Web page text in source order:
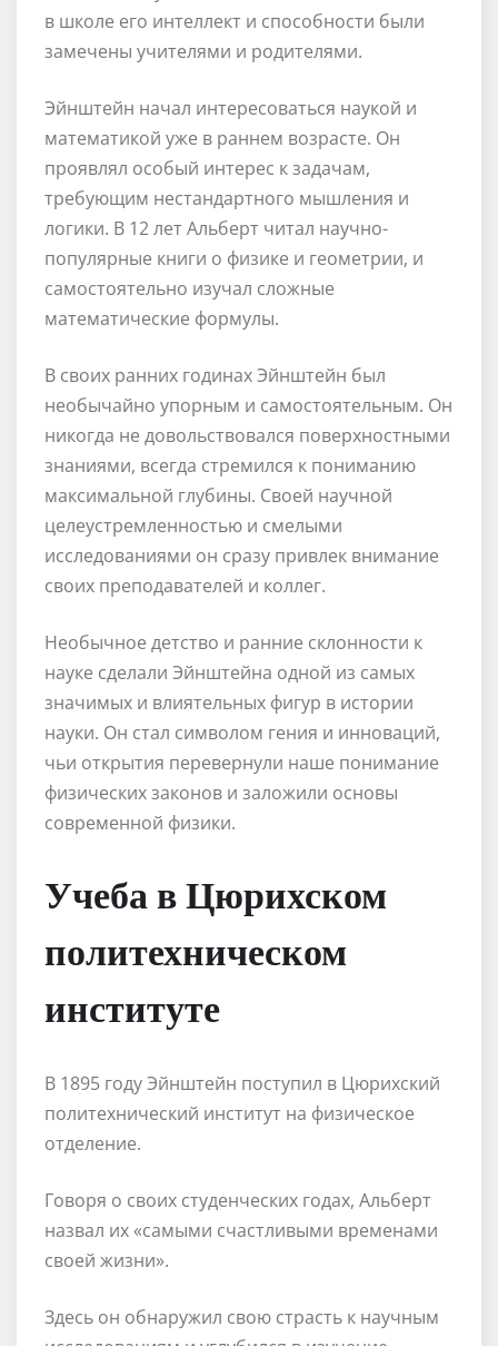
в школе его интеллект и способности были
замечены учителями и родителями.
Эйнштейн начал интересоваться наукой и
математикой уже в раннем возрасте. Он
проявлял особый интерес к задачам,
требующим нестандартного мышления и
логики. В 12 лет Альберт читал научно-
популярные книги о физике и геометрии, и
самостоятельно изучал сложные
математические формулы.
В своих ранних годинах Эйнштейн был
необычайно упорным и самостоятельным. Он
никогда не довольствовался поверхностными
знаниями, всегда стремился к пониманию
максимальной глубины. Своей научной
целеустремленностью и смелыми
исследованиями он сразу привлек внимание
своих преподавателей и коллег.
Необычное детство и ранние склонности к
науке сделали Эйнштейна одной из самых
значимых и влиятельных фигур в истории
науки. Он стал символом гения и инноваций,
чьи открытия перевернули наше понимание
физических законов и заложили основы
современной физики.
Учеба в Цюрихском
политехническом
институте
В 1895 году Эйнштейн поступил в Цюрихский
политехнический институт на физическое
отделение.
Говоря о своих студенческих годах, Альберт
назвал их «самыми счастливыми временами
своей жизни».
Здесь он обнаружил свою страсть к научным